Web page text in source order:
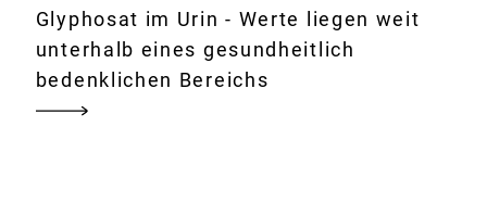
Glyphosat im Urin - Werte liegen weit
unterhalb eines gesundheitlich
bedenklichen Bereichs